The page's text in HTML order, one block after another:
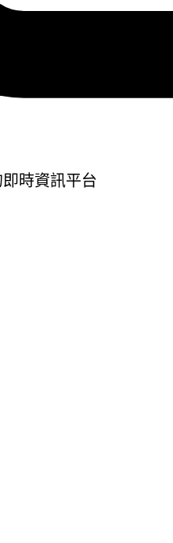
時資訊平台